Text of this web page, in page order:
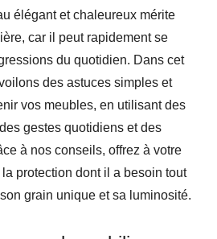
élégant et chaleureux mérite
car il peut rapidement se
du quotidien. Dans cet
des astuces simples et
vos meubles, en utilisant des
gestes quotidiens et des
à nos conseils, offrez à votre
protection dont il a besoin tout
grain unique et sa luminosité.